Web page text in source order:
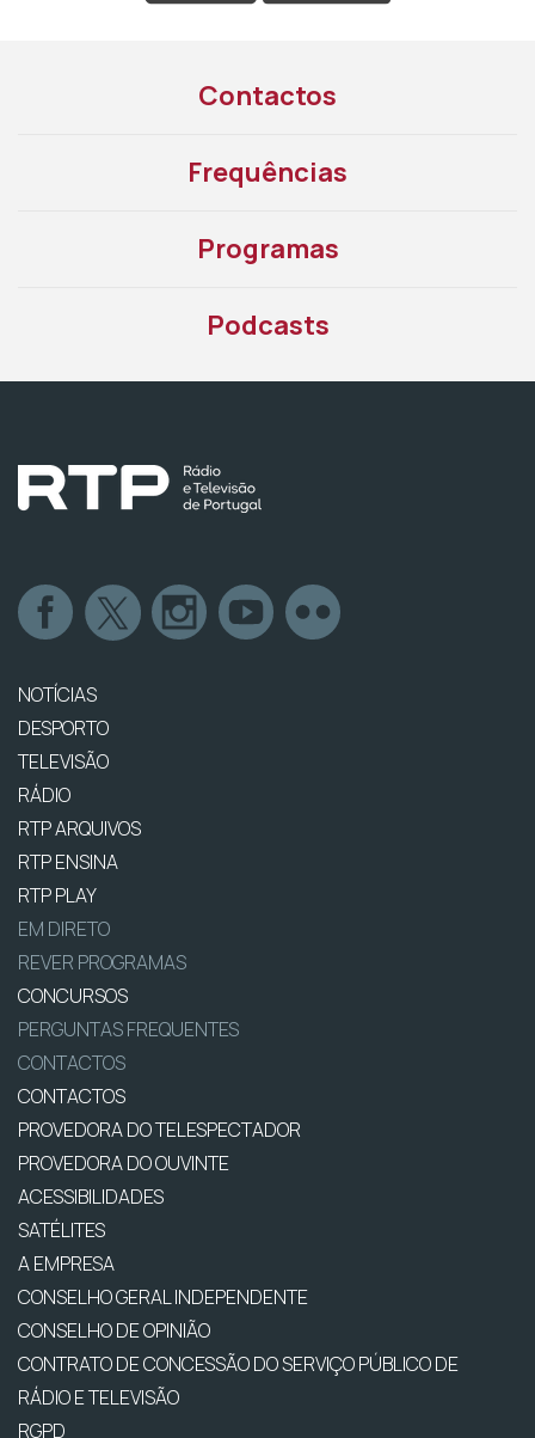
Contactos
Frequências
Programas
Podcasts
NOTÍCIAS
DESPORTO
TELEVISÃO
RÁDIO
RTP ARQUIVOS
RTP ENSINA
RTP PLAY
EM DIRETO
REVER PROGRAMAS
CONCURSOS
PERGUNTAS FREQUENTES
CONTACTOS
CONTACTOS
PROVEDORA DO TELESPECTADOR
PROVEDORA DO OUVINTE
ACESSIBILIDADES
SATÉLITES
A EMPRESA
CONSELHO GERAL INDEPENDENTE
CONSELHO DE OPINIÃO
CONTRATO DE CONCESSÃO DO SERVIÇO PÚBLICO DE
RÁDIO E TELEVISÃO
RGPD